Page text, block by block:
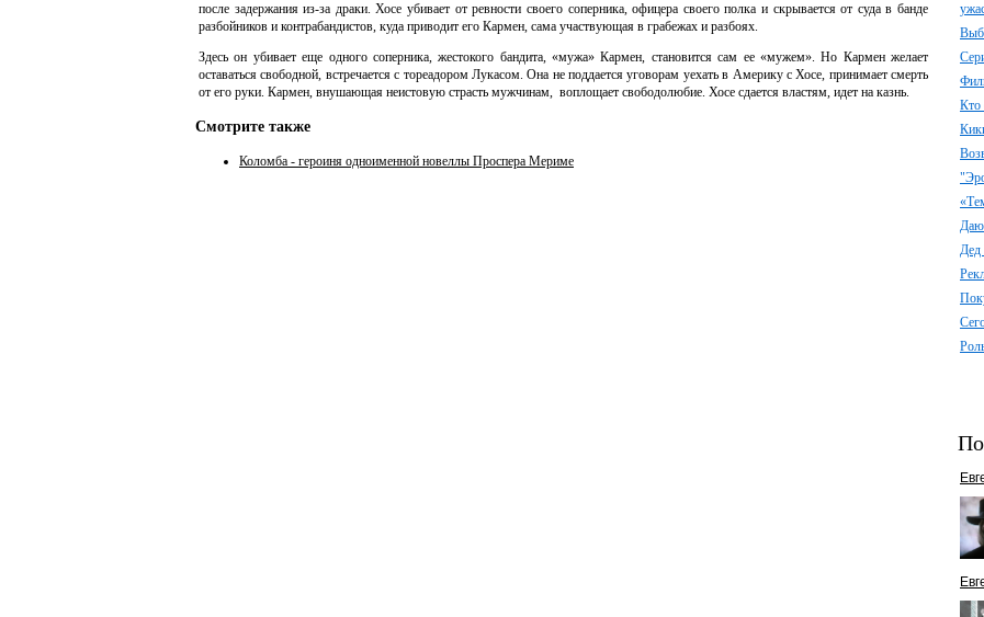
после задержания из-за драки. Хосе убивает от ревности своего соперника, офицера своего полка и скрывается от суда в банде
разбойников и контрабандистов, куда приводит его Кармен, сама участвующая в грабежах и разбоях.
Здесь он убивает еще одного соперника, жестокого бандита, «мужа» Кармен, становится сам ее «мужем». Но Кармен желает
оставаться свободной, встречается с тореадором Лукасом. Она не поддается уговорам уехать в Америку с Хосе, принимает смерть
от его руки. Кармен, внушающая неистовую страсть мужчинам, воплощает свободолюбие. Хосе сдается властям, идет на казнь.
Смотрите также
Коломба - героиня одноименной новеллы Проспера Мериме
Кто
Даю
Дед